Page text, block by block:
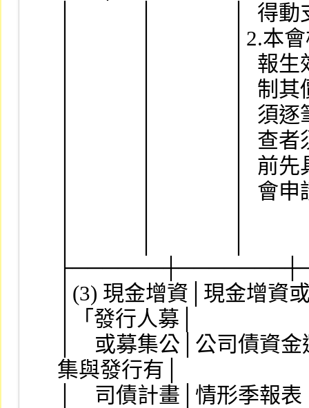
│            │              │  得
│            │              │2.本
│            │              │  報
│            │              │  制
│            │              │  須
│            │              │  查
│            │              │  前
│            │              │  會
│(3) 現金增資│現金增資
│「發行人募│
│    或募集公│公司債資
集與發行有│
│    司債計畫│情形季報